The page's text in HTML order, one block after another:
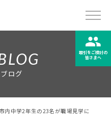
いて
要
ログ
取引をご検討の
皆さまへ
内中学2年生の23名が職場見学に